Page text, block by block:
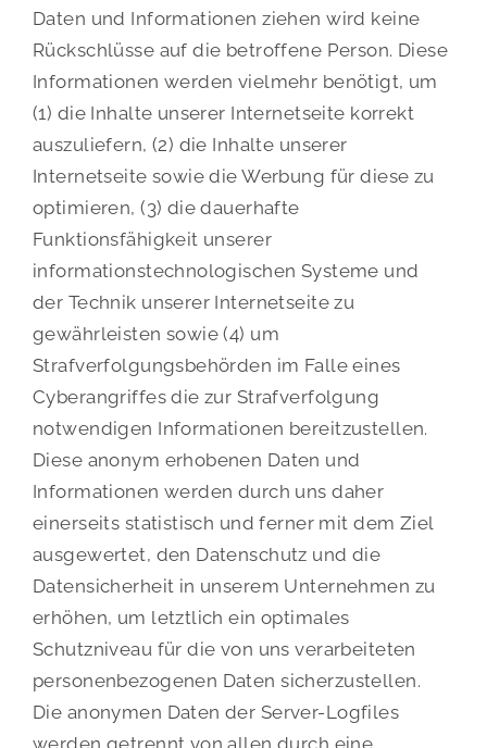
Daten und Informationen ziehen wird keine
Rückschlüsse auf die betroffene Person. Diese
Informationen werden vielmehr benötigt, um
(1) die Inhalte unserer Internetseite korrekt
auszuliefern, (2) die Inhalte unserer
Internetseite sowie die Werbung für diese zu
optimieren, (3) die dauerhafte
Funktionsfähigkeit unserer
informationstechnologischen Systeme und
der Technik unserer Internetseite zu
gewährleisten sowie (4) um
Strafverfolgungsbehörden im Falle eines
Cyberangriffes die zur Strafverfolgung
notwendigen Informationen bereitzustellen.
Diese anonym erhobenen Daten und
Informationen werden durch uns daher
einerseits statistisch und ferner mit dem Ziel
ausgewertet, den Datenschutz und die
Datensicherheit in unserem Unternehmen zu
erhöhen, um letztlich ein optimales
Schutzniveau für die von uns verarbeiteten
personenbezogenen Daten sicherzustellen.
Die anonymen Daten der Server-Logfiles